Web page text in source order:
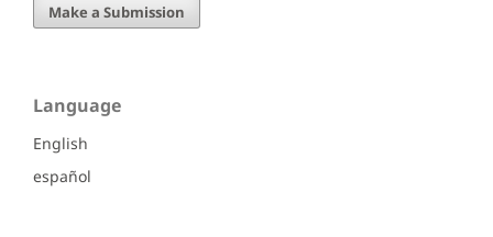
Make a Submission
Language
English
español